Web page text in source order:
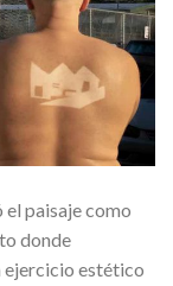
paisaje como
donde
ejercicio estético